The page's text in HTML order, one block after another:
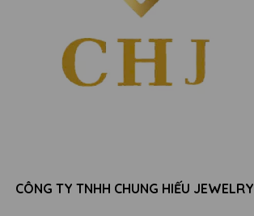
CÔNG TY TNHH CHUNG HIẾU JEWELRY